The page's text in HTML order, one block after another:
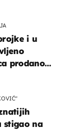
i u
prodano
stigao na